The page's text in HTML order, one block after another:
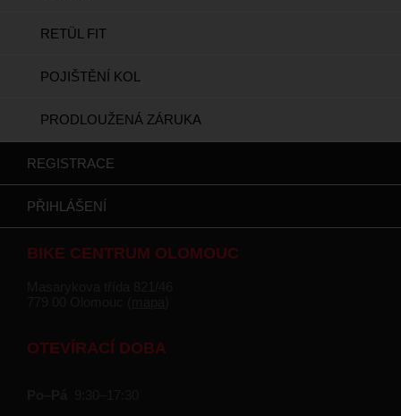
RETÜL FIT
POJIŠTĚNÍ KOL
PRODLOUŽENÁ ZÁRUKA
REGISTRACE
PŘIHLÁŠENÍ
BIKE CENTRUM OLOMOUC
OTEVÍRACÍ DOBA